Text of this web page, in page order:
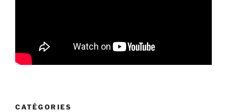
CATÉGORIES